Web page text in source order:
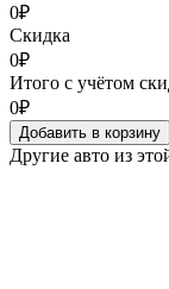
0₽
Скидка
0₽
Итого с учётом
0₽
Добавить в корзину
Другие авто из